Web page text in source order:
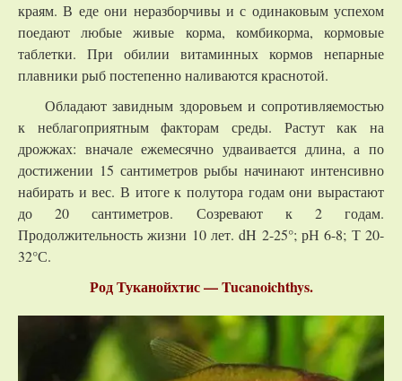
краям. В еде они неразборчивы и с одинаковым успехом
поедают любые живые корма, комбикорма, кормовые
таблетки. При обилии витаминных кормов непарные
плавники рыб постепенно наливаются краснотой.
Обладают завидным здоровьем и сопротивляемостью
к неблагоприятным факторам среды. Растут как на
дрожжах: вначале ежемесячно удваивается длина, а по
достижении 15 сантиметров рыбы начинают интенсивно
набирать и вес. В итоге к полутора годам они вырастают
до 20 сантиметров. Созревают к 2 годам.
Продолжительность жизни 10 лет. dH 2-25°; рН 6-8; Т 20-
32°С.
Род Туканойхтис — Tucanoichthys.